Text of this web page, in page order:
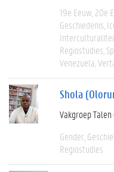
19e Eeuw 20e
Geschiedenis
Regiostudies
Venezuela
Shola
Vakgroep
Gender
Regiostudies